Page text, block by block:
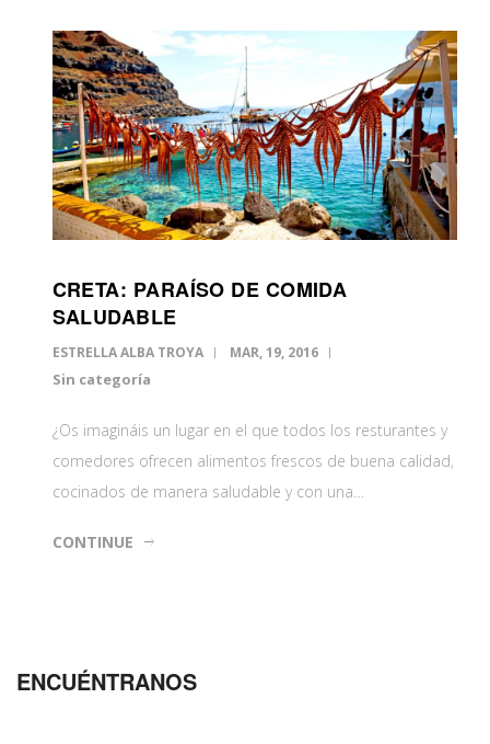
CRETA: PARAÍSO DE COMIDA
SALUDABLE
ESTRELLA ALBA TROYA MAR, 19, 2016
Sin categoría
¿Os imagináis un lugar en el que todos los resturantes y
comedores ofrecen alimentos frescos de buena calidad,
cocinados de manera saludable y con una…
CONTINUE
ENCUÉNTRANOS